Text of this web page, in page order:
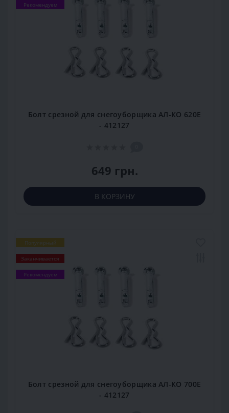
Рекомендуем
Болт срезной для снегоуборщика АЛ-КО 620Е
- 412127
649 грн.
В КОРЗИНУ
Популярный
Заканчивается
Рекомендуем
Болт срезной для снегоуборщика АЛ-КО 700Е
- 412127